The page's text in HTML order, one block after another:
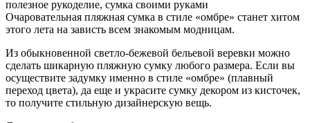
Очаровательная пляжная сумка в стиле «омбре» станет хитом
этого лета на зависть всем знакомым модницам.
Из обыкновенной светло-бежевой бельевой веревки можно
сделать шикарную пляжную сумку любого размера. Если вы
осуществите задумку именно в стиле «омбре» (плавный
переход цвета), да еще и украсите сумку декором из кисточек,
то получите стильную дизайнерскую вещь.